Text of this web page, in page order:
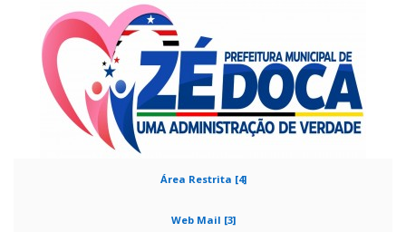
Área Restrita [4]
Web Mail [3]